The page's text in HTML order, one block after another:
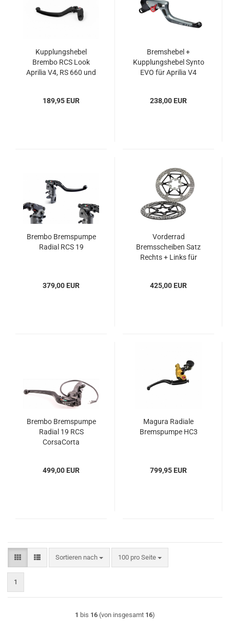
Kupplungshebel
Brembo RCS Look
Aprilia V4, RS 660 und
189,95 EUR
Bremshebel +
Kupplungshebel Synto
EVO für Aprilia V4
238,00 EUR
Brembo Bremspumpe
Radial RCS 19
379,00 EUR
Vorderrad
Bremsscheiben Satz
Rechts + Links für
425,00 EUR
Brembo Bremspumpe
Radial 19 RCS
CorsaCorta
499,00 EUR
Magura Radiale
Bremspumpe HC3
799,95 EUR
Sortieren nach
Sortieren nach 100 pro Seite
pro Seite
1
1 bis 16 (von insgesamt 16)